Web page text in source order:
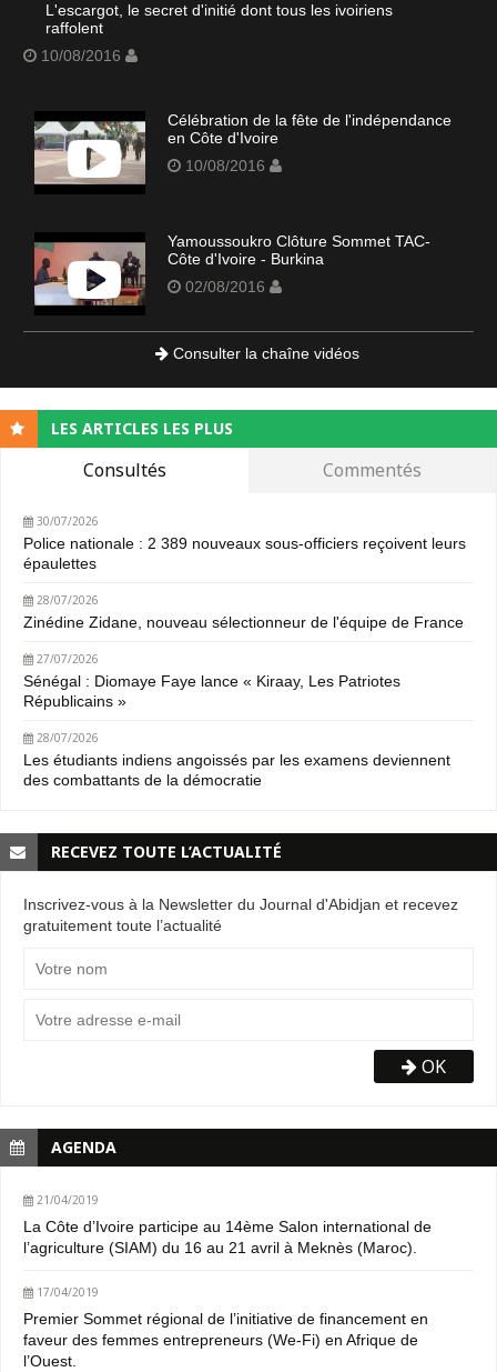
L'escargot, le secret d'initié dont tous les ivoiriens
raffolent
10/08/2016
Célébration de la fête de l'indépendance
en Côte d'Ivoire
10/08/2016
Yamoussoukro Clôture Sommet TAC-
Côte d'Ivoire - Burkina
02/08/2016
Consulter la chaîne vidéos
LES ARTICLES LES PLUS
Consultés Commentés
30/07/2026
Police nationale : 2 389 nouveaux sous-officiers reçoivent leurs
épaulettes
28/07/2026
Zinédine Zidane, nouveau sélectionneur de l'équipe de France
27/07/2026
Sénégal : Diomaye Faye lance « Kiraay, Les Patriotes
Républicains »
28/07/2026
Les étudiants indiens angoissés par les examens deviennent
des combattants de la démocratie
RECEVEZ TOUTE L’ACTUALITÉ
Inscrivez-vous à la Newsletter du Journal d'Abidjan et recevez
gratuitement toute l’actualité
OK
AGENDA
21/04/2019
La Côte d’Ivoire participe au 14ème Salon international de
l’agriculture (SIAM) du 16 au 21 avril à Meknès (Maroc).
17/04/2019
Premier Sommet régional de l’initiative de financement en
faveur des femmes entrepreneurs (We-Fi) en Afrique de
l’Ouest.